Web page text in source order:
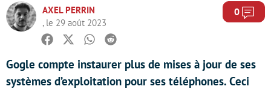
AXEL PERRIN
, le 29 août 2023
0
Facebook
TwitterWhatsapp
Reddit
Gogle compte instaurer plus de mises à jour de ses
systèmes d’exploitation pour ses téléphones. Ceci